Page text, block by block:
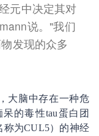
元中决定其对
说。"我们
发现的众多
大脑中存在一种危
的毒性tau蛋白团
称为CUL5）的神经